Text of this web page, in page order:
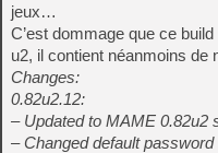
jeux…
C’est dommage que ce
u2, il contient néanmoins de
Changes:
0.82u2.12:
– Updated to MAME 0.82u2
– Changed default